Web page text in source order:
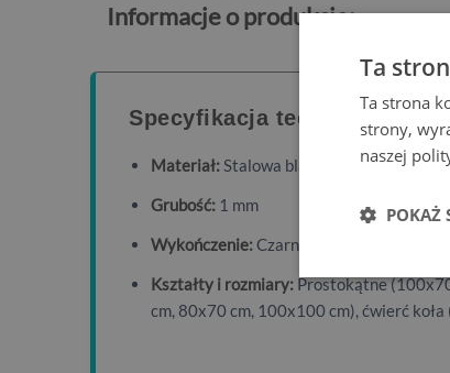
Informacje o produkcie:
Specyfikacja techniczna
Materiał:Stalowa blacha
Grubość: 1 mm
Wykończenie:Czarna matowa
Kształty i rozmiary: Prostokątne
cm, 80x70 cm, 100x100 cm), ćwierć
Ta
Ta strona
strony,
naszej
POKAŻ